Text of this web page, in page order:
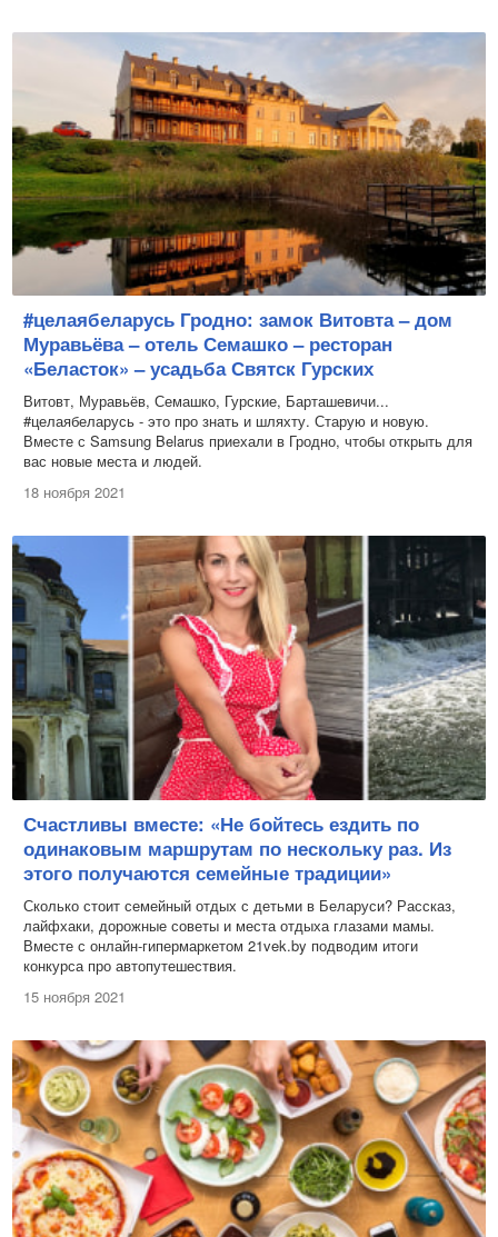
#целаябеларусь Гродно: замок Витовта – дом
Муравьёва – отель Семашко – ресторан
«Беласток» – усадьба Святск Гурских
Витовт, Муравьёв, Семашко, Гурские, Барташевичи...
#целаябеларусь - это про знать и шляхту. Старую и новую.
Вместе с Samsung Belarus приехали в Гродно, чтобы открыть для
вас новые места и людей.
18 ноября 2021
Счастливы вместе: «Не бойтесь ездить по
одинаковым маршрутам по нескольку раз. Из
этого получаются семейные традиции»
Сколько стоит семейный отдых с детьми в Беларуси? Рассказ,
лайфхаки, дорожные советы и места отдыха глазами мамы.
Вместе с онлайн-гипермаркетом 21vek.by подводим итоги
конкурса про автопутешествия.
15 ноября 2021